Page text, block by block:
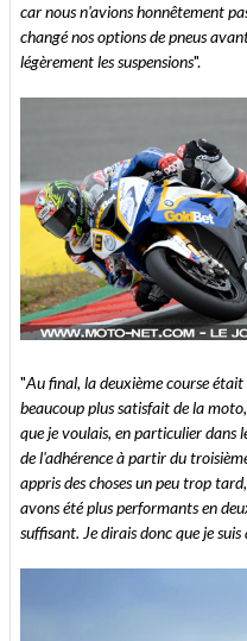
car nous n'avions honnêtement
changé nos options de pneus
légèrement les suspensions".
"Au final, la deuxième course
beaucoup plus satisfait de la
que je voulais, en particulier dans
de l'adhérence à partir du
appris des choses un peu trop
avons été plus performants en
suffisant. Je dirais donc que je